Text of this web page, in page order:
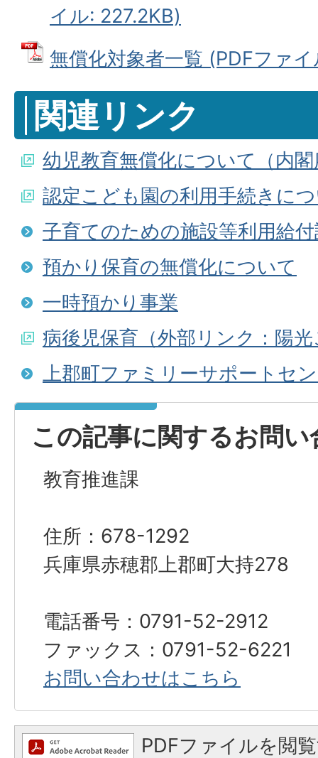
イル: 227.2KB)
無償化対象者一覧 (PDFファ
関連リンク
幼児教育無償化について（内
認定こども園の利用手続きに
子育てのための施設等利用給
預かり保育の無償化について
一時預かり事業
病後児保育（外部リンク：陽
上郡町ファミリーサポートセ
この記事に関するお問い
教育推進課
住所：678-1292
兵庫県赤穂郡上郡町大持278
電話番号：0791-52-2912
ファックス：0791-52-6221
お問い合わせはこちら
PDFファイルを閲